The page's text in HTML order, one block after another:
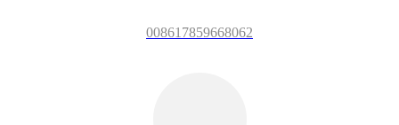
008617859668062